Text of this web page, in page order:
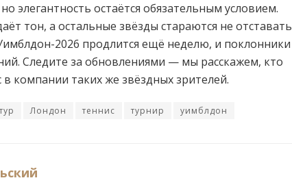
элегантность остаётся обязательным условием.
тон, а остальные звёзды стараются не отставать
2026 продлится ещё неделю, и поклонники
Следите за обновлениями — мы расскажем, кто
компании таких же звёздных зрителей.
Лондон теннис турнир уимблдон